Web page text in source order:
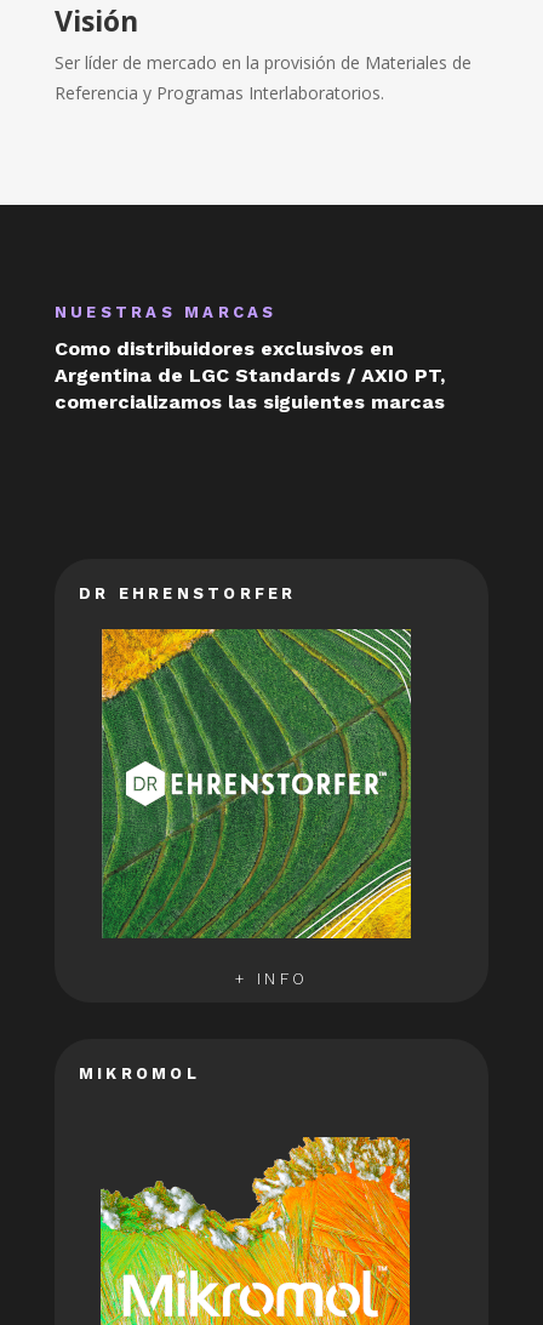
Visión
Ser líder de mercado en la provisión de Materiales de
Referencia y Programas Interlaboratorios.
NUESTRAS MARCAS
Como distribuidores exclusivos en
Argentina de LGC Standards / AXIO PT,
comercializamos las siguientes marcas
DR EHRENSTORFER
+ INFO
MIKROMOL